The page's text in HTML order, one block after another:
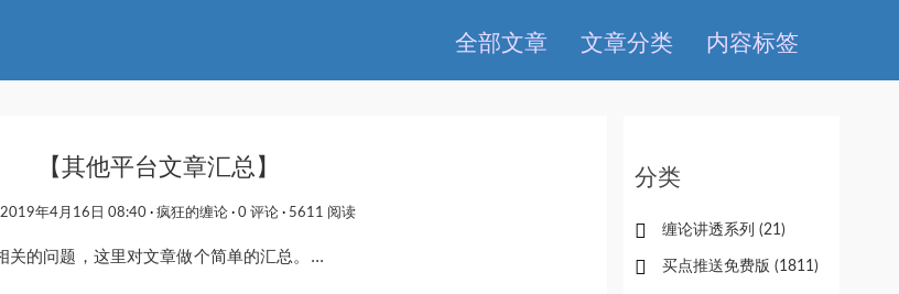
全部文章 文章分类 内容标签
【其他平台文章汇总】
2019年4月16日 08:40 疯狂的缠论 0 评论 5611 阅读
关的问题，这里对文章做个简单的汇总。...
分类
缠论讲透系列(21)
买点推送免费版(1811)